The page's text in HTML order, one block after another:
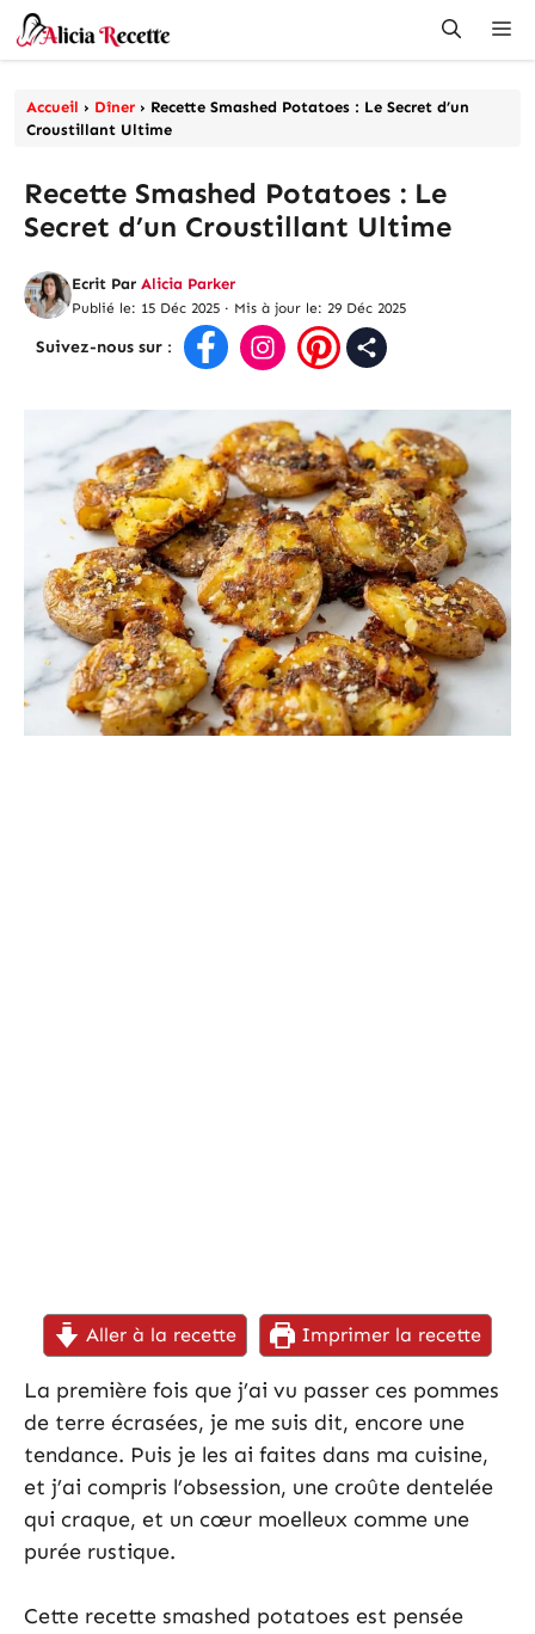
Aller
au
Accueil › Dîner › Recette Smashed Potatoes : Le Secret d’un
Croustillant Ultime
Recette Smashed Potatoes : Le
Secret d’un Croustillant Ultime
Ecrit Par Alicia Parker
Publié le: 15 Déc 2025 · Mis à jour le: 29 Déc 2025
Suivez-nous sur :
Aller à la recette Imprimer la recette
La première fois que j’ai vu passer ces pommes
de terre écrasées, je me suis dit, encore une
tendance. Puis je les ai faites dans ma cuisine,
et j’ai compris l’obsession, une croûte dentelée
qui craque, et un cœur moelleux comme une
purée rustique.
Cette recette smashed potatoes est pensée